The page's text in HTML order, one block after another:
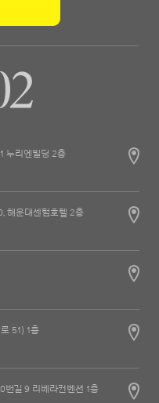
누리엔빌딩 2층
해운대센텀호텔 2층
51) 1층
번길 9 리베라컨벤션 1층